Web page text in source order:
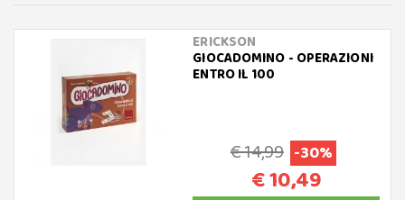
ERICKSON
GIOCADOMINO - OPERAZIONI
ENTRO IL 100
€ 14,99 -30%
€ 10,49